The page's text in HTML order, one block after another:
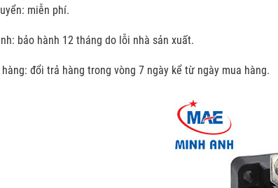
miễn phí.
bảo hành 12 tháng do lỗi nhà sản xuất.
đổi trả hàng trong vòng 7 ngày kể từ ngày mua hàng.